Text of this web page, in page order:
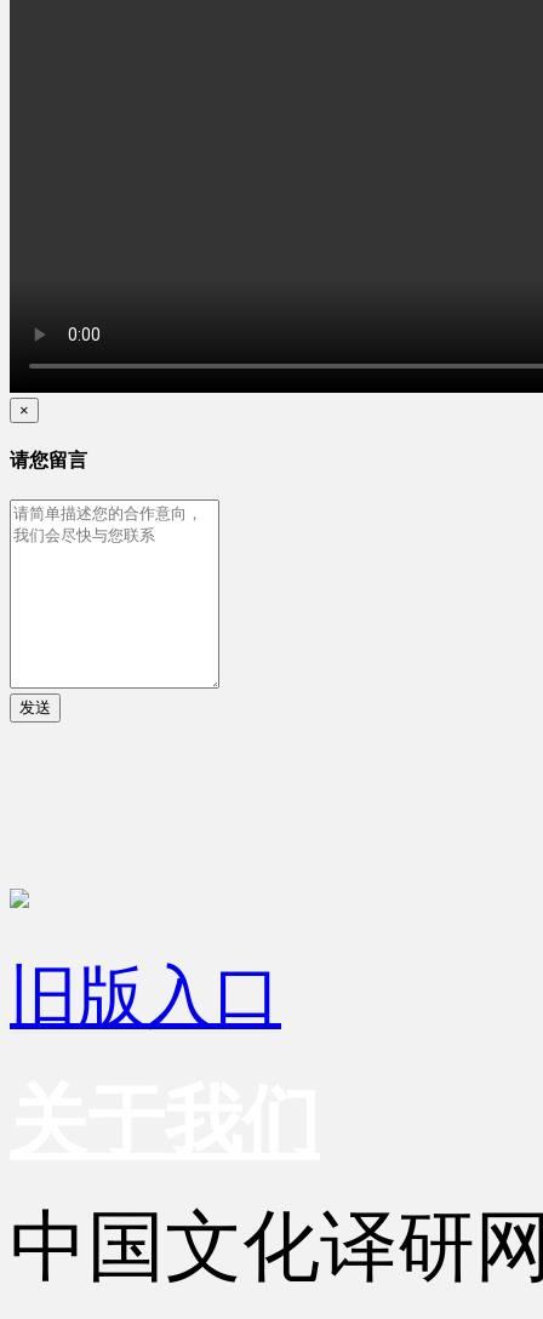
×
请您留言
发送
旧版入口
中国文化译研